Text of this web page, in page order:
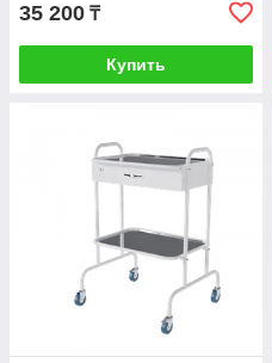
35 200 ₸
Купить